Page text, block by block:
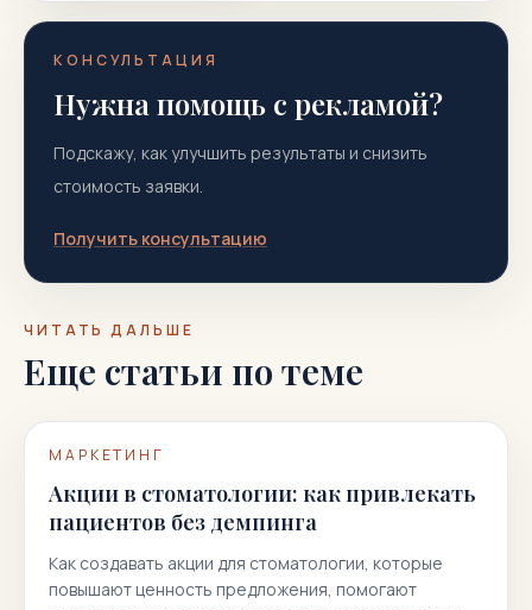
КОНСУЛЬТАЦИЯ
Нужна помощь с рекламой?
Подскажу, как улучшить результаты и снизить
стоимость заявки.
Получить консультацию
ЧИТАТЬ ДАЛЬШЕ
Еще статьи по теме
МАРКЕТИНГ
Акции в стоматологии: как привлекать
пациентов без демпинга
Как создавать акции для стоматологии, которые
повышают ценность предложения, помогают